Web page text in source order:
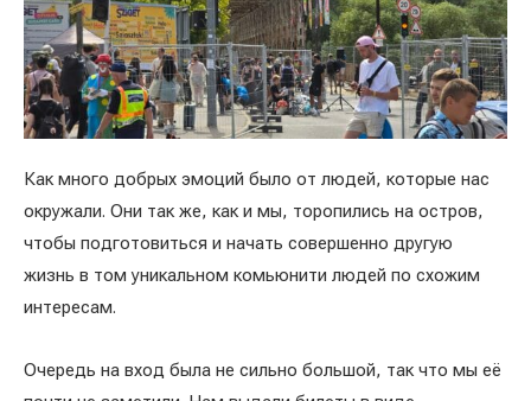
Как много добрых эмоций было от людей, которые нас
окружали. Они так же, как и мы, торопились на остров,
чтобы подготовиться и начать совершенно другую
жизнь в том уникальном комьюнити людей по схожим
интересам.
Очередь на вход была не сильно большой, так что мы её